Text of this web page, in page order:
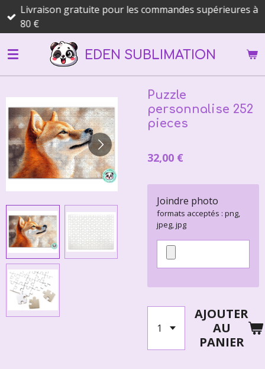
Passer
principal
EDEN SUBLIMATION
Livraison gratuite pour les commandes supérieures à
80 €
Puzzle
personnalise 252
pieces
32,00 €
Joindre photo
formats acceptés : png,
jpeg, jpg
AJOUTER
AU
PANIER